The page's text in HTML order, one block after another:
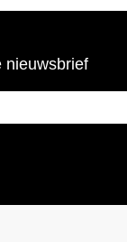
nieuwsbrief